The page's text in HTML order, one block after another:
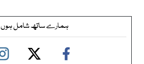
ہمارے ساتھ شامل ہوں